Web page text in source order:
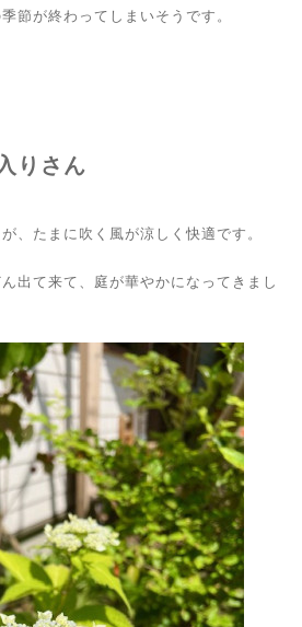
節が終わってしまいそうです。
りさん
、たまに吹く風が涼しく快適です。
出て来て、庭が華やかになってきまし